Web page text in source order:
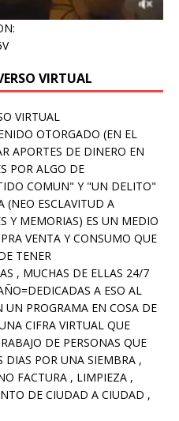
VIRTUAL
VIRTUAL
OTORGADO (EN EL
APORTES DE DINERO EN
POR ALGO DE
COMUN" Y "UN DELITO"
(NEO ESCLAVITUD A
Y MEMORIAS) ES UN MEDIO
VENTA Y CONSUMO QUE
TENER
, MUCHAS DE ELLAS 24/7
A ESO AL
UN PROGRAMA EN COSA DE
CIFRA VIRTUAL QUE
DE PERSONAS QUE
DIAS POR UNA SIEMBRA ,
FACTURA , LIMPIEZA ,
DE CIUDAD A CIUDAD ,